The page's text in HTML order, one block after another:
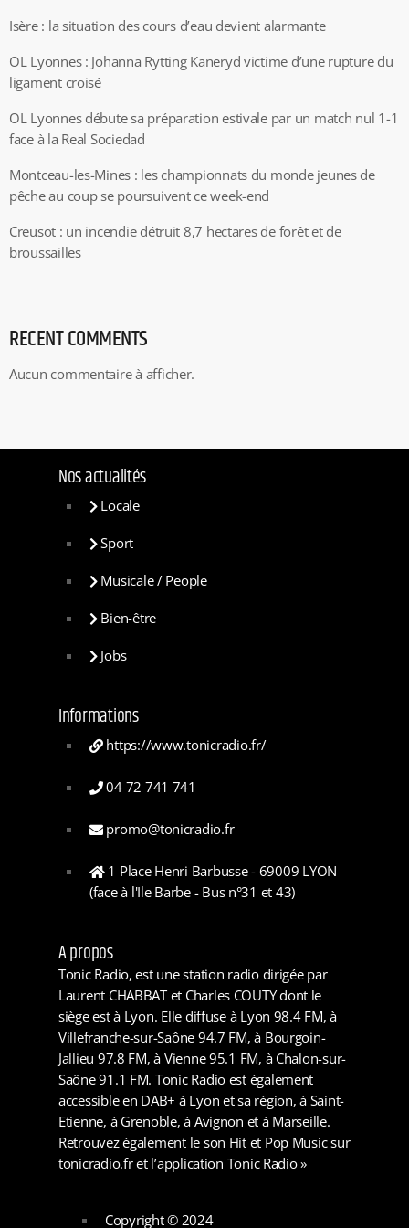
Isère : la situation des cours d’eau devient alarmante
OL Lyonnes : Johanna Rytting Kaneryd victime d’une rupture du
ligament croisé
OL Lyonnes débute sa préparation estivale par un match nul 1-1
face à la Real Sociedad
Montceau-les-Mines : les championnats du monde jeunes de
pêche au coup se poursuivent ce week-end
Creusot : un incendie détruit 8,7 hectares de forêt et de
broussailles
RECENT COMMENTS
Aucun commentaire à afficher.
Nos actualités
Locale
Sport
Musicale / People
Bien-être
Jobs
Informations
https://www.tonicradio.fr/
04 72 741 741
promo@tonicradio.fr
1 Place Henri Barbusse - 69009 LYON
(face à l'Ile Barbe - Bus n°31 et 43)
A propos
Tonic Radio, est une station radio dirigée par
Laurent CHABBAT et Charles COUTY dont le
siège est à Lyon. Elle diffuse à Lyon 98.4 FM, à
Villefranche-sur-Saône 94.7 FM, à Bourgoin-
Jallieu 97.8 FM, à Vienne 95.1 FM, à Chalon-sur-
Saône 91.1 FM. Tonic Radio est également
accessible en DAB+ à Lyon et sa région, à Saint-
Etienne, à Grenoble, à Avignon et à Marseille.
Retrouvez également le son Hit et Pop Music sur
tonicradio.fr et l’application Tonic Radio »
Copyright © 2024